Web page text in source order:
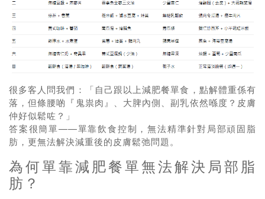
很多客人問我們：「自己跟以上減肥餐單食，點解體重係有
落，但條腰啲『鬼祟肉』、大脾內側、副乳依然喺度？皮膚
仲好似鬆咗？」
答案很簡單——單靠飲食控制，無法精準針對局部頑固脂
肪，更無法解決減重後的皮膚鬆弛問題。
為何單靠減肥餐單無法解決局部脂
肪？